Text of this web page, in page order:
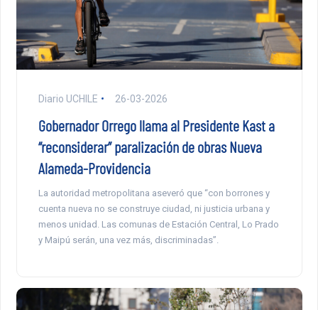
Diario UCHILE 26-03-2026
Gobernador Orrego llama al Presidente Kast a
“reconsiderar” paralización de obras Nueva
Alameda-Providencia
La autoridad metropolitana aseveró que “con borrones y
cuenta nueva no se construye ciudad, ni justicia urbana y
menos unidad. Las comunas de Estación Central, Lo Prado
y Maipú serán, una vez más, discriminadas”.